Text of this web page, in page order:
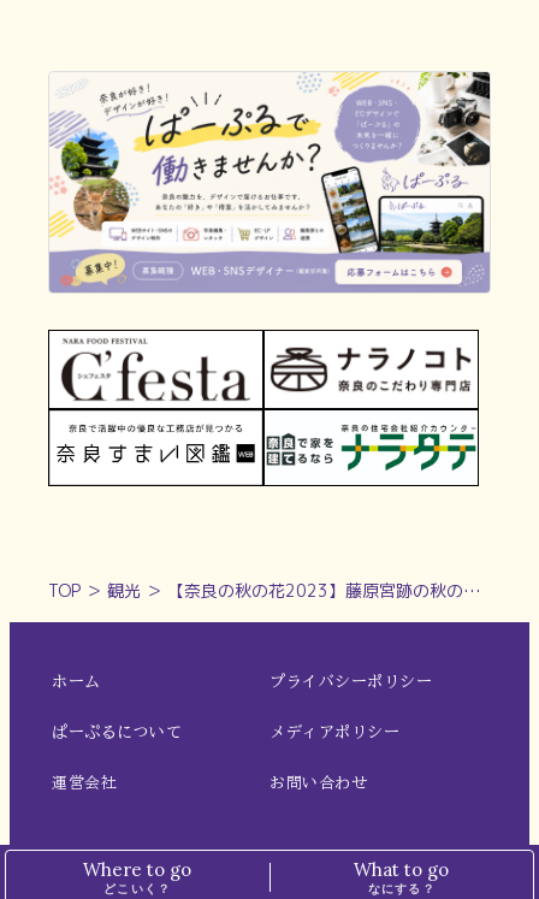
TOP ＞ 観光 ＞ 【奈良の秋の花2023】藤原宮跡の秋の風物詩！一面に広がる300万本のコスモス｜橿原市
Where to go
どこいく？
What to go
なにする？
ホーム
ぱーぷるについて
運営会社
プライバシーポリシー
メディアポリシー
お問い合わせ